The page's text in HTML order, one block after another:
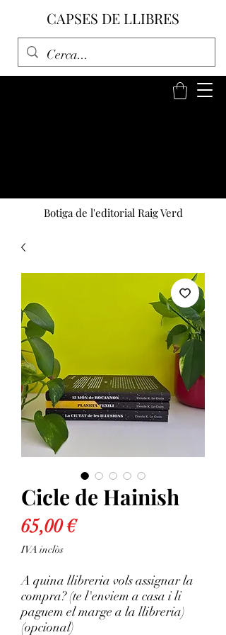
CAPSES DE LLIBRES
Botiga de l'editorial Raig Verd
Cicle de Hainish
65,00 €Price
IVA inclòs
A quina llibreria vols assignar la
compra? (te l'enviem a casa i li
paguem el marge a la llibreria)
(opcional)